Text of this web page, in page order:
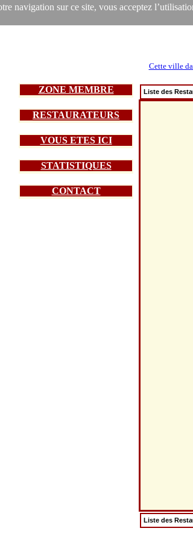
navigation sur ce site, vous acceptez
Cette ville
ZONE MEMBRE
RESTAURATEURS
VOUS ETES ICI
STATISTIQUES
CONTACT
Liste des
Liste des